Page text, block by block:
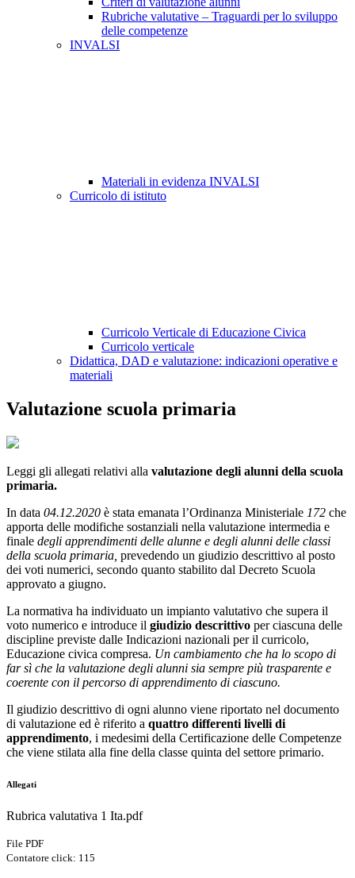
Rubriche valutative – Traguardi per lo sviluppo
delle competenze
INVALSI
Materiali in evidenza INVALSI
Curricolo di istituto
Curricolo Verticale di Educazione Civica
Curricolo verticale
Didattica, DAD e valutazione: indicazioni operative e
materiali
Valutazione scuola primaria
Leggi gli allegati relativi alla valutazione degli alunni della scuola
primaria.
In data 04.12.2020 è stata emanata l’Ordinanza Ministeriale 172 che
apporta delle modifiche sostanziali nella valutazione intermedia e
finale degli apprendimenti delle alunne e degli alunni delle classi
della scuola primaria, prevedendo un giudizio descrittivo al posto
dei voti numerici, secondo quanto stabilito dal Decreto Scuola
approvato a giugno.
La normativa ha individuato un impianto valutativo che supera il
voto numerico e introduce il giudizio descrittivo per ciascuna delle
discipline previste dalle Indicazioni nazionali per il curricolo,
Educazione civica compresa. Un cambiamento che ha lo scopo di
far sì che la valutazione degli alunni sia sempre più trasparente e
coerente con il percorso di apprendimento di ciascuno.
Il giudizio descrittivo di ogni alunno viene riportato nel documento
di valutazione ed è riferito a quattro differenti livelli di
apprendimento, i medesimi della Certificazione delle Competenze
che viene stilata alla fine della classe quinta del settore primario.
Allegati
Rubrica valutativa 1 Ita.pdf
File PDF
Contatore click: 115